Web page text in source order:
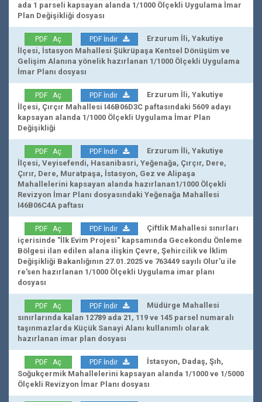
ada 1 parseli kapsayan alanda 1/1000 Ölçekli Uygulama İmar
Plan Değişikliği dosyası
PDF Aç PDF İndir
Erzurum İli, Yakutiye
İlçesi, İstasyon Mahallesi Şükrüpaşa Kentsel Dönüşüm ve
Gelişim Alanına yönelik hazırlanan 1/1000 Ölçekli Uygulama
İmar Planı dosyası
PDF Aç PDF İndir
Erzurum İli, Yakutiye
İlçesi, Çırçır Mahallesi I46B06D3C paftasındaki 5609 adayı
kapsayan alanda 1/1000 Ölçekli Uygulama İmar Plan
Değişikliği
PDF Aç PDF İndir
Erzurum İli, Yakutiye
İlçesi, Veyisefendi, Hasanibasri, Yeğenağa, Çırçır, Dere,
Çırır, Dere, Muratpaşa, İstasyon, Gez ve Alipaşa
Mahallelerini kapsayan alanda hazırlanan1/1000 Ölçekli
Revizyon İmar Planı dosyasındaki Yeğenağa Mahallesi
I46B06C4A paftası
PDF Aç PDF İndir
Çiftlik Mahallesi sınırları
içerisinde "İlk Evim Projesi" kapsamında Gecekondu Önleme
Bölgesi ilan edilen alana ilişkin Çevre, Şehircilik ve İklim
Değişikliği Bakanlığının 27.01.2025 ve 763449 sayılı Olur'u ile
re'sen hazırlanan 1/1000 Ölçekli Uygulama imar planı
dosyası
PDF Aç PDF İndir
Müdürge Mahallesi
sınırlarında kalan 12789 ada 21, 119 ve 145 parsel numaralı
taşınmazlarda Küçük Sanayi Alanı kullanımlı olarak
hazırlanan imar plan dosyası
PDF Aç PDF İndir
İstasyon, Dadaş, Şıh,
Soğukçermik Mahallelerini kapsayan alanda 1/1000 ve 1/5000
Ölçekli Revizyon İmar Planı dosyası